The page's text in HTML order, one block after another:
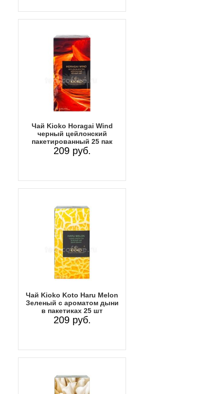
Чай Kioko Horagai Wind
черный цейлонский
пакетированный 25 пак
209 руб.
Чай Kioko Koto Haru Melon
Зеленый с ароматом дыни
в пакетиках 25 шт
209 руб.